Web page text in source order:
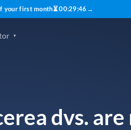
your first month⏳00:29:45 →
dvs. are